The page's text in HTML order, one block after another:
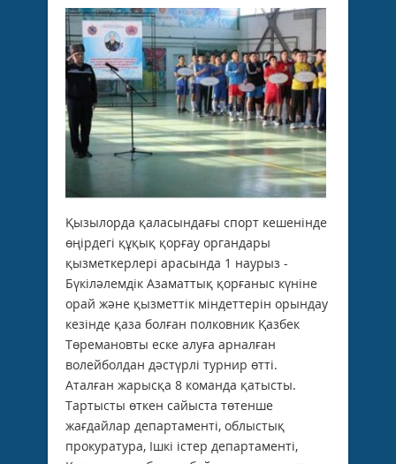
Қызылорда қаласындағы спорт кешенінде
өңірдегі құқық қорғау органдары
қызметкерлері арасында 1 наурыз -
Бүкіләлемдік Азаматтық қорғаныс күніне
орай және қызметтік міндеттерін орындау
кезінде қаза болған полковник Қазбек
Төремановты еске алуға арналған
волейболдан дәстүрлі турнир өтті.
Аталған жарысқа 8 команда қатысты.
Тартысты өткен сайыста төтенше
жағдайлар департаменті, облыстық
прокуратура, Ішкі істер департаменті,